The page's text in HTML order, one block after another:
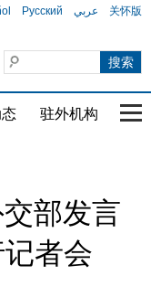
Русский عربي 关怀版
驻外机构 国
部发言
者会